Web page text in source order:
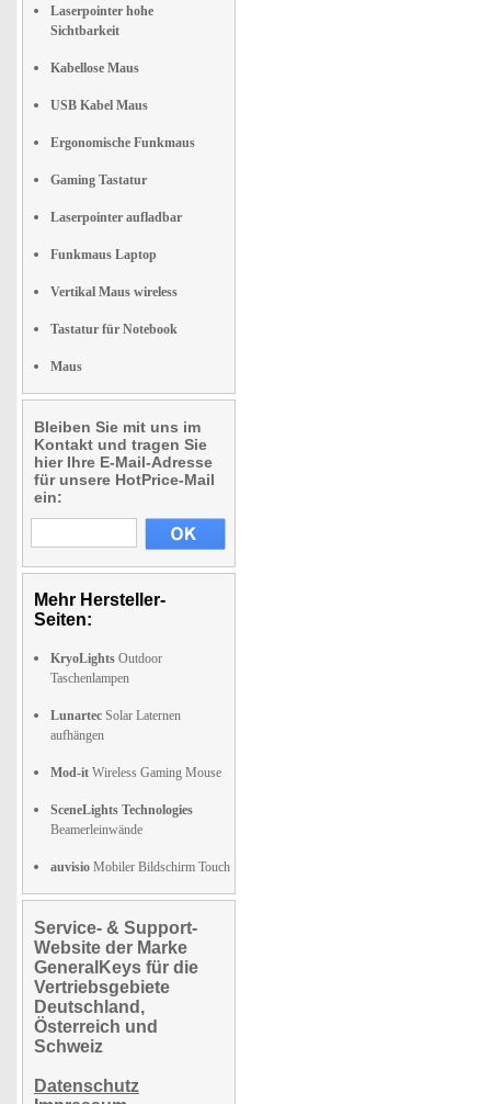
Laserpointer hohe
Sichtbarkeit
Kabellose Maus
USB Kabel Maus
Ergonomische Funkmaus
Gaming Tastatur
Laserpointer aufladbar
Funkmaus Laptop
Vertikal Maus wireless
Tastatur für Notebook
Maus
Bleiben Sie mit uns im
Kontakt und tragen Sie
hier Ihre E-Mail-Adresse
für unsere HotPrice-Mail
ein:
Mehr Hersteller-
Seiten:
KryoLights Outdoor
Taschenlampen
Lunartec Solar Laternen
aufhängen
Mod-it Wireless Gaming Mouse
SceneLights Technologies
Beamerleinwände
auvisio Mobiler Bildschirm Touch
Service- & Support-
Website der Marke
GeneralKeys für die
Vertriebsgebiete
Deutschland,
Österreich und
Schweiz
Datenschutz